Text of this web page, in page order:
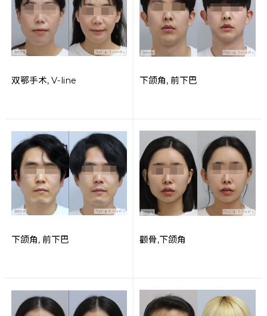
双鄂手术, V-line 下颌角, 前下巴
下颌角, 前下巴 颧骨,下颌角